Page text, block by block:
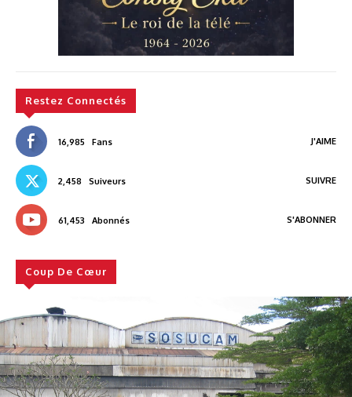
Restez Connectés
16,985 Fans J'AIME
2,458 Suiveurs SUIVRE
61,453 Abonnés S'ABONNER
Coup De Cœur